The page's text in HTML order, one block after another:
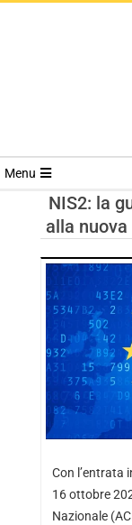
Menu
NIS2: la
alla
Con l’entrata
16 ottobre
Nazionale